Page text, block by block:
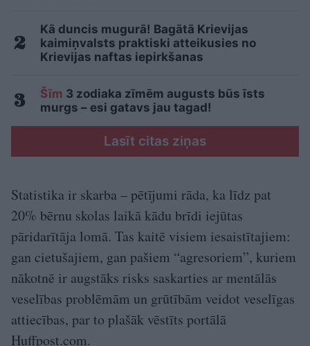
Kā duncis mugurā! Bagātā Krievijas
kaimiņvalsts praktiski atteikusies no
Krievijas naftas iepirkšanas
Šīm 3 zodiaka zīmēm augusts būs īsts
murgs – esi gatavs jau tagad!
Lasīt citas ziņas
Statistika ir skarba – pētījumi rāda, ka līdz pat
20% bērnu skolas laikā kādu brīdi iejūtas
pāridarītāja lomā. Tas kaitē visiem iesaistītajiem:
gan cietušajiem, gan pašiem “agresoriem”, kuriem
nākotnē ir augstāks risks saskarties ar mentālās
veselības problēmām un grūtībām veidot veselīgas
attiecības, par to plašāk vēstīts portālā
Huffpost.com.